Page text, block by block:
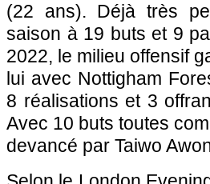
(22 ans). Déjà très
saison à 19 buts et 9
2022, le milieu offensif
lui avec Nottigham
8 réalisations et 3
Avec 10 buts toutes
devancé par Taiwo